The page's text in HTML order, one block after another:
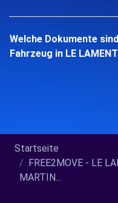
Welche Dokumente
Fahrzeug in LE
Startseite
FREE2MOVE - LE
MARTIN...